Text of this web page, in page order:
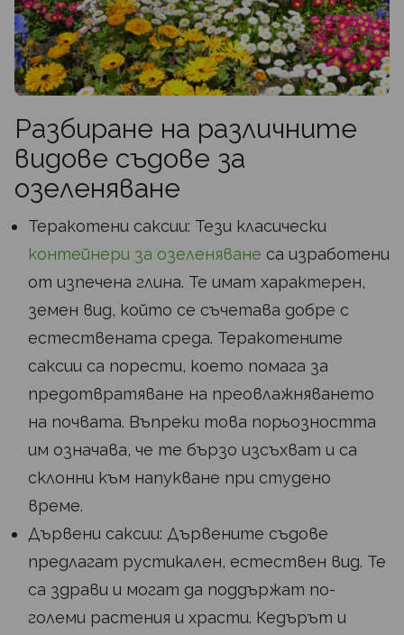
Разбиране на различните
видове съдове за
озеленяване
Теракотени саксии: Тези класически
контейнери за озеленяване са изработени
от изпечена глина. Те имат характерен,
земен вид, който се съчетава добре с
естествената среда. Теракотените
саксии са порести, което помага за
предотвратяване на преовлажняването
на почвата. Въпреки това порьозността
им означава, че те бързо изсъхват и са
склонни към напукване при студено
време.
Дървени саксии: Дървените съдове
предлагат рустикален, естествен вид. Те
са здрави и могат да поддържат по-
големи растения и храсти. Кедърът и